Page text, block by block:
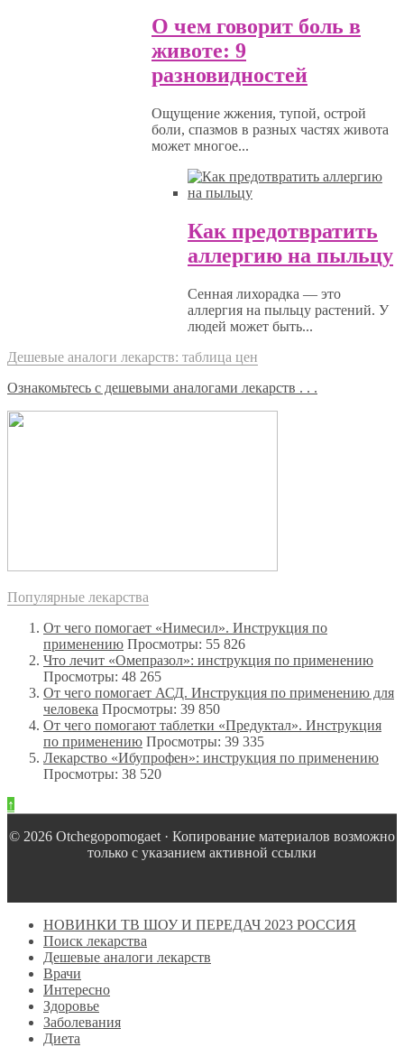
О чем говорит боль в
животе: 9
разновидностей
Ощущение жжения, тупой, острой
боли, спазмов в разных частях живота
может многое...
Как предотвратить
аллергию на пыльцу
Сенная лихорадка — это
аллергия на пыльцу растений. У
людей может быть...
Дешевые аналоги лекарств: таблица цен
Ознакомьтесь с дешевыми аналогами лекарств . . .
Популярные лекарства
От чего помогает «Нимесил». Инструкция по
применению Просмотры: 55 826
Что лечит «Омепразол»: инструкция по применению
Просмотры: 48 265
От чего помогает АСД. Инструкция по применению для
человека Просмотры: 39 850
От чего помогают таблетки «Предуктал». Инструкция
по применению Просмотры: 39 335
Лекарство «Ибупрофен»: инструкция по применению
Просмотры: 38 520
↑
© 2026 Оtchegopomogaet · Копирование материалов возможно
только с указанием активной ссылки
НОВИНКИ ТВ ШОУ И ПЕРЕДАЧ 2023 РОССИЯ
Поиск лекарства
Дешевые аналоги лекарств
Врачи
Интересно
Здоровье
Заболевания
Диета